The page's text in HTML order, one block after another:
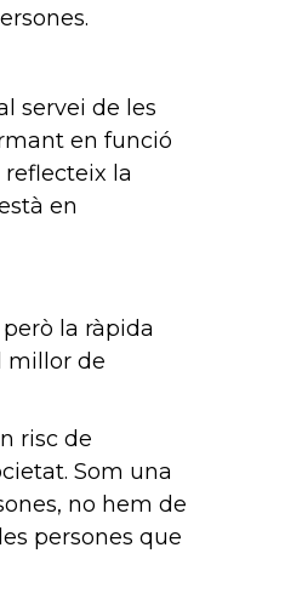
servei de les
en funció
la
en
la ràpida
millor de
risc de
Som una
no hem de
persones que